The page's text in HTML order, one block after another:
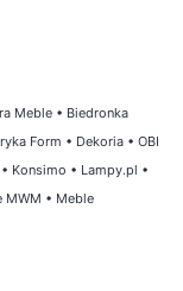
Meble • Biedronka
Form • Dekoria • OBI
• Konsimo • Lampy.pl •
MWM • Meble